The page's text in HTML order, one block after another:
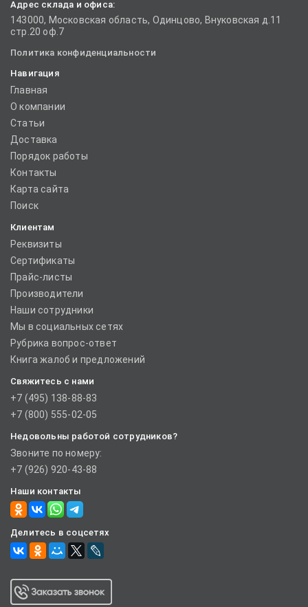
Адрес склада и офиса:
143000, Московская область, Одинцово, Внуковская д.11
стр.20 оф.7
Политика конфиденциальности
Навигация
Главная
О компании
Статьи
Доставка
Порядок работы
Контакты
Карта сайта
Поиск
Клиентам
Реквизиты
Сертификаты
Прайс-листы
Производители
Наши сотрудники
Мы в социальных сетях
Рубрика вопрос-ответ
Книга жалоб и предложений
Свяжитесь с нами
+7 (495) 138-88-83
+7 (800) 555-02-05
Недовольны работой сотрудников?
Звоните по номеру:
+7 (926) 920-43-88
Наши контакты
Делитесь в соцсетях